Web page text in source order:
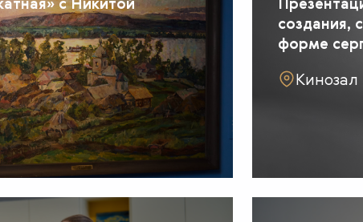
создания,
форме
Кинозал